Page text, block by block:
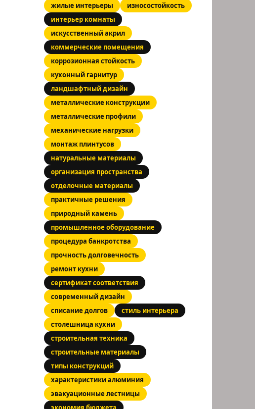
жилые интерьеры
износостойкость
интерьер комнаты
искусственный акрил
коммерческие помещения
коррозионная стойкость
кухонный гарнитур
ландшафтный дизайн
металлические конструкции
металлические профили
механические нагрузки
монтаж плинтусов
натуральные материалы
организация пространства
отделочные материалы
практичные решения
природный камень
промышленное оборудование
процедура банкротства
прочность долговечность
ремонт кухни
сертификат соответствия
современный дизайн
списание долгов
стиль интерьера
столешница кухни
строительная техника
строительные материалы
типы конструкций
характеристики алюминия
эвакуационные лестницы